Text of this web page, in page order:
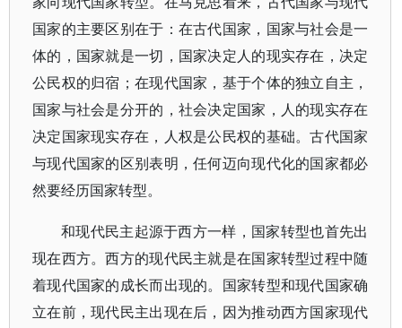
国家的主要区别在于：在古代国家，国家与社会是一
体的，国家就是一切，国家决定人的现实存在，决定
公民权的归宿；在现代国家，基于个体的独立自主，
国家与社会是分开的，社会决定国家，人的现实存在
决定国家现实存在，人权是公民权的基础。古代国家
与现代国家的区别表明，任何迈向现代化的国家都必
然要经历国家转型。
和现代民主起源于西方一样，国家转型也首先出
现在西方。西方的现代民主就是在国家转型过程中随
着现代国家的成长而出现的。国家转型和现代国家确
立在前，现代民主出现在后，因为推动西方国家现代